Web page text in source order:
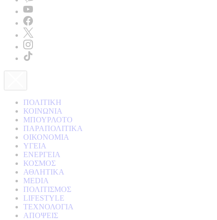
ΠΟΛΙΤΙΚΗ
ΚΟΙΝΩΝΙΑ
ΜΠΟΥΡΛΟΤΟ
ΠΑΡΑΠΟΛΙΤΙΚΑ
ΟΙΚΟΝΟΜΙΑ
ΥΓΕΙΑ
ΕΝΕΡΓΕΙΑ
ΚΟΣΜΟΣ
ΑΘΛΗΤΙΚΑ
MEDIA
ΠΟΛΙΤΙΣΜΟΣ
LIFESTYLE
ΤΕΧΝΟΛΟΓΙΑ
ΑΠΟΨΕΙΣ